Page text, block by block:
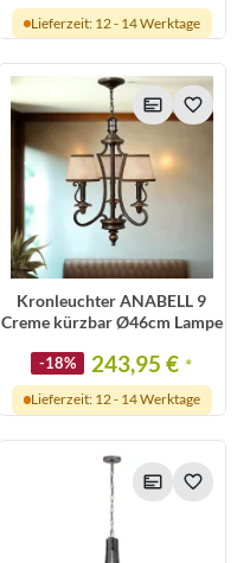
Lieferzeit: 12 - 14 Werktage
Kronleuchter ANABELL 9
Creme kürzbar Ø46cm Lampe
-18% 243,95 € *
Lieferzeit: 12 - 14 Werktage